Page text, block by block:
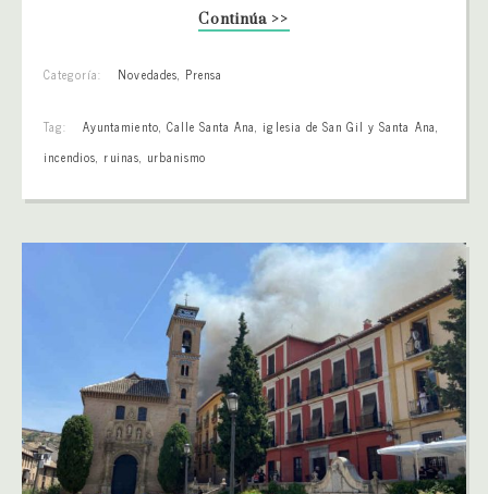
Continúa >>
Categoría: Novedades, Prensa
Tag: Ayuntamiento, Calle Santa Ana, iglesia de San Gil y Santa Ana,
incendios, ruinas, urbanismo